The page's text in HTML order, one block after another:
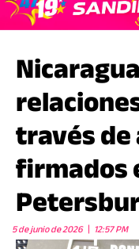
través
firmados
5 de junio de 2026 12:57 PM